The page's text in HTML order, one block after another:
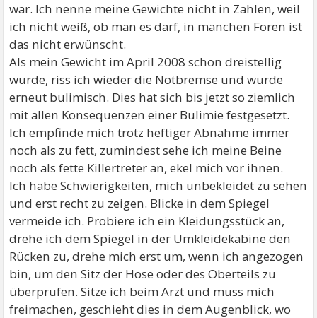
war. Ich nenne meine Gewichte nicht in Zahlen, weil
ich nicht weiß, ob man es darf, in manchen Foren ist
das nicht erwünscht.
Als mein Gewicht im April 2008 schon dreistellig
wurde, riss ich wieder die Notbremse und wurde
erneut bulimisch. Dies hat sich bis jetzt so ziemlich
mit allen Konsequenzen einer Bulimie festgesetzt.
Ich empfinde mich trotz heftiger Abnahme immer
noch als zu fett, zumindest sehe ich meine Beine
noch als fette Killertreter an, ekel mich vor ihnen.
Ich habe Schwierigkeiten, mich unbekleidet zu sehen
und erst recht zu zeigen. Blicke in dem Spiegel
vermeide ich. Probiere ich ein Kleidungsstück an,
drehe ich dem Spiegel in der Umkleidekabine den
Rücken zu, drehe mich erst um, wenn ich angezogen
bin, um den Sitz der Hose oder des Oberteils zu
überprüfen. Sitze ich beim Arzt und muss mich
freimachen, geschieht dies in dem Augenblick, wo